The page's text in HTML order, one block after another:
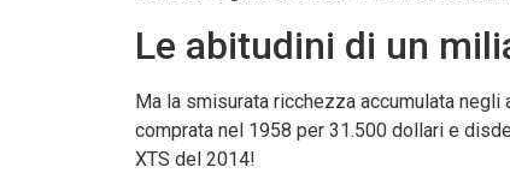
Le abitudini di un
Ma la smisurata ricchezza accumulata negli
comprata nel 1958 per 31.500 dollari e
XTS del 2014!